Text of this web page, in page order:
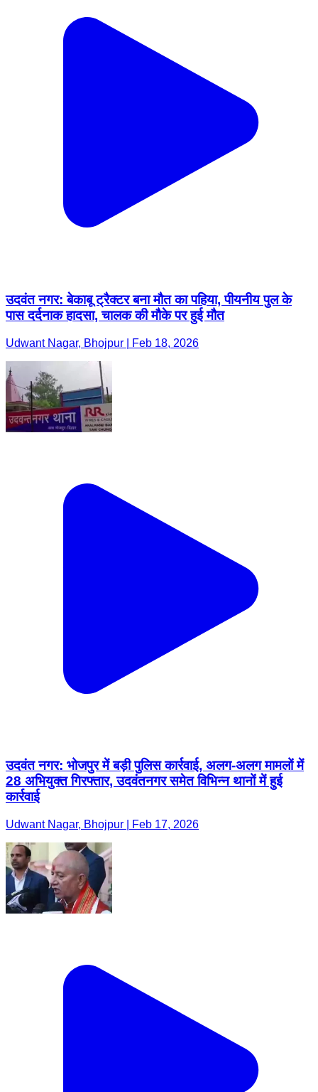
उदवंत नगर: बेकाबू ट्रैक्टर बना मौत का पहिया, पीयनीय पुल के
पास दर्दनाक हादसा, चालक की मौके पर हुई मौत
Udwant Nagar, Bhojpur | Feb 18, 2026
उदवंत नगर: भोजपुर में बड़ी पुलिस कार्रवाई, अलग-अलग मामलों में
28 अभियुक्त गिरफ्तार, उदवंतनगर समेत विभिन्न थानों में हुई
कार्रवाई
Udwant Nagar, Bhojpur | Feb 17, 2026